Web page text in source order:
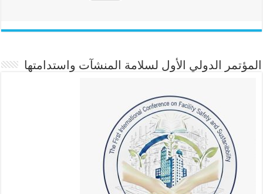
المؤتمر الدولي الأول لسلامة المنشآت واستدامتها